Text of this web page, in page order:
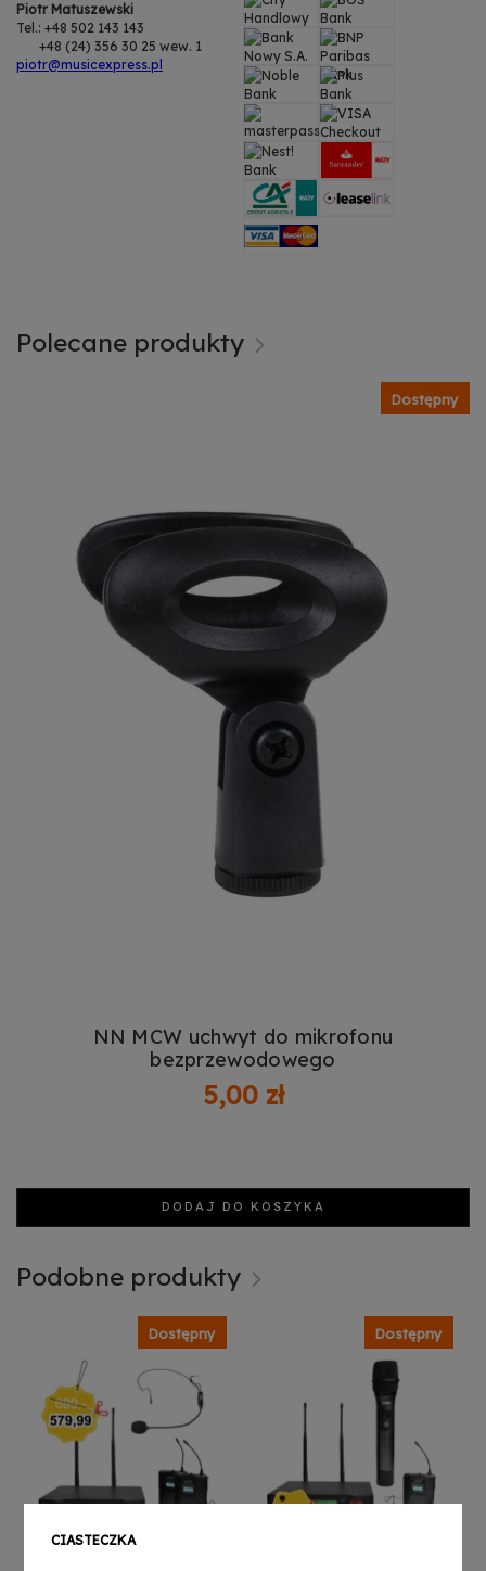
Piotr Matuszewski
Tel.: +48 502 143 143
+48 (24) 356 30 25 wew. 1
piotr@musicexpress.pl
Podobne produkty
Dostępny Dostępny
Polecane produkty
Dostępny
NN MCW uchwyt do mikrofonu
bezprzewodowego
5,00 zł
DODAJ DO KOSZYKA
CIASTECZKA